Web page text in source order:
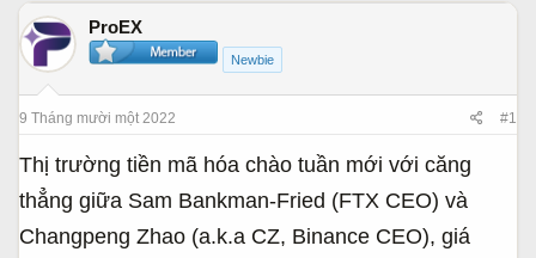
e
a
d
t
r
e
r
b
ắ
u
ProEX
Newbie
9 Tháng mười một 2022 #1
Thị trường tiền mã hóa chào tuần mới với căng
thẳng giữa Sam Bankman-Fried (FTX CEO) và
Changpeng Zhao (a.k.a CZ, Binance CEO), giá